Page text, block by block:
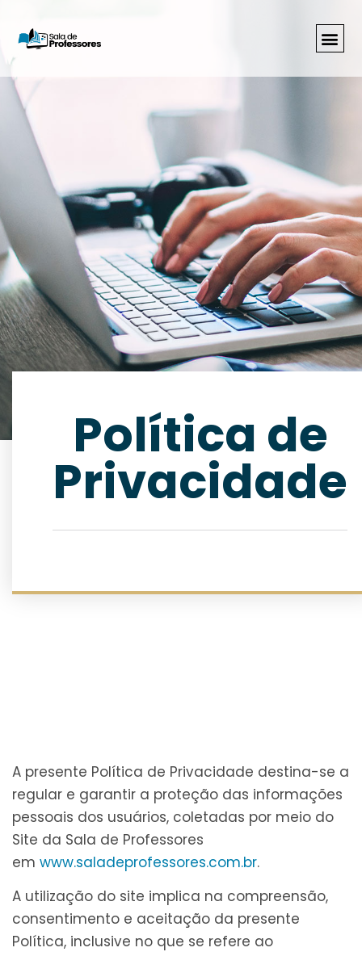
Política de
Privacidade
A presente Política de Privacidade destina-se a
regular e garantir a proteção das informações
pessoais dos usuários, coletadas por meio do
Site da Sala de Professores
em www.saladeprofessores.com.br.
A utilização do site implica na compreensão,
consentimento e aceitação da presente
Política, inclusive no que se refere ao